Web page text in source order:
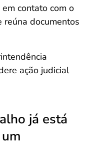
contato com o
reúna documentos
ação judicial
já está